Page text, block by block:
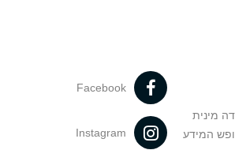
מינית
המידע
Facebook
Instagram